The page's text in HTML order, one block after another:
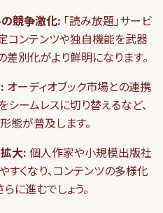
の競争激化: 「読み放題」サービ
コンテンツや独自機能を武器
差別化がより鮮明になります。
オーディオブック市場との連携
シームレスに切り替えるなど、
態が普及します。
大: 個人作家や小規模出版社
くなり、コンテンツの多様化
に進むでしょう。